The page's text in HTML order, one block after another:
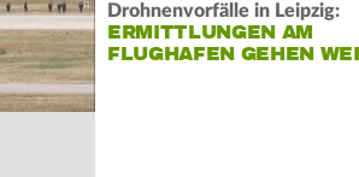
Drohnenvorfälle in Leipzig:
ERMITTLUNGEN AM
FLUGHAFEN GEHEN